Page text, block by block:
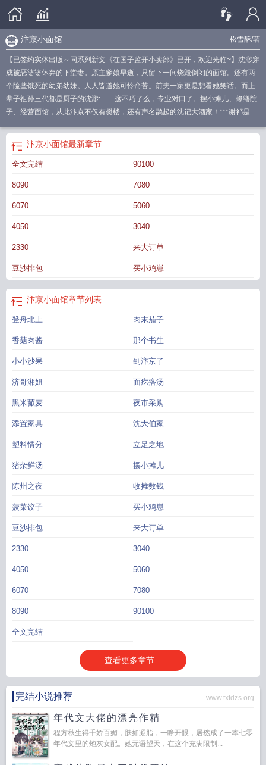
松雪酥/著
汴京小面馆
【已签约实体出版～同系列新文《在国子监开小卖部》已开，欢迎光临~】沈渺穿
成被恶婆婆休弃的下堂妻。原主爹娘早逝，只留下一间烧毁倒闭的面馆。还有两
个险些饿死的幼弟幼妹。人人皆道她可怜命苦。前夫一家更是想看她笑话。而上
辈子祖孙三代都是厨子的沈渺:……这不巧了么，专业对口了。摆小摊儿、修缮院
子、经营面馆，从此汴京不仅有樊楼，还有声名鹊起的沈记大酒家！***谢祁是个
发现多年未见的未婚妻表姐已有身孕。身心俱疲回到汴京，多日不知食滋味，直
到偶然路过金梁桥上一家小摊儿。买了个烤馒头，一口下去，烦忧顿解。“真好
吃。”——原来我平生所有好运，皆是为遇见你。【餐前必读】1.架空宋朝，私设
日零点，防盗为70％。
汴京小面馆松雪酥txt汴京小面馆by松雪酥TXT
京小面馆讲的什么
汴京小面馆txt
馆全文阅读
汴京小面馆 百度汴京小面馆txt百度
馆免费阅读
汴京小面馆完整版
松雪酥笔趣阁汴京小面馆全文免费阅读汴京小面馆 笔趣阁汴京小面馆笔趣阁
全免费汴京小面馆txt百度番外
汴京小面馆最新章节
全文完结 90100
8090 7080
6070 5060
4050 3040
2330 来大订单
豆沙排包 买小鸡崽
汴京小面馆章节列表
登舟北上 肉末茄子
香菇肉酱 那个书生
小小沙果 到汴京了
济哥湘姐 面疙瘩汤
黑米菰麦 夜市采购
添置家具 沈大伯家
塑料情分 立足之地
猪杂鲜汤 摆小摊儿
陈州之夜 收摊数钱
菠菜饺子 买小鸡崽
豆沙排包 来大订单
2330 3040
4050 5060
6070 7080
8090 90100
全文完结
查看更多章节...
完结小说推荐 www.txtdzs.org
年代文大佬的漂亮作精
程方秋生得千娇百媚，肤如凝脂，一睁开眼，居然成了一本七零
年代文里的炮灰女配。她无语望天，在这个充满限制...